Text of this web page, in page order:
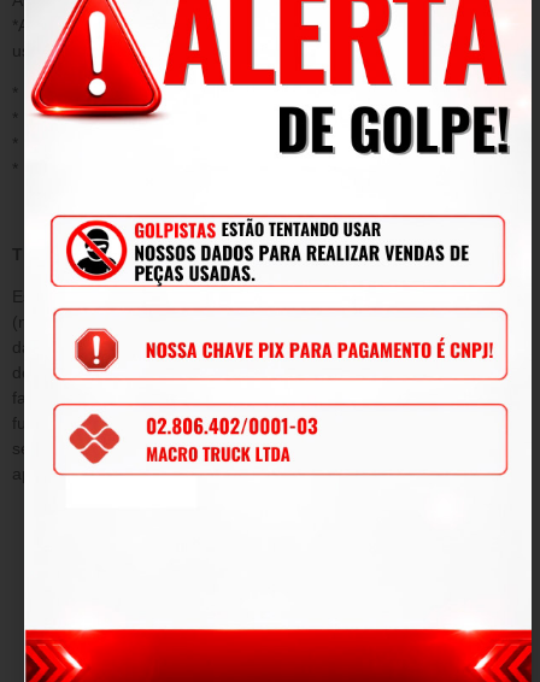
*Acidentes/ uso inadequado do produto/ sinistro/ negligência ou
uso fora das conformidades.
* Desgaste ou danos causados por agentes naturais;
* Instalação ou aplicação inadequada;
* Modificações, adaptações e adulterações no produto original
* Mau uso;
TERMO DE GARANTIA
Este termo tem como objetivo garantir pelo período de 90
(noventa) dias de prazo, tempo determinado por lei a contar da
data de emissão da Nota Fiscal de venda e conforme condições
descritas abaixo, a qualidade do produto contra defeitos de
fabricação que venham afetar a integridade física e/ou o
funcionamento do mesmo, durante este período, será submetida
sem ônus para o cliente, todas as peças e componentes que
apresentarem defeitos comprovados de projeto e/ou fabricação.
avarias prévias, a tem o dever de reparar os danos o mais
breve possível, sem custo adicional.